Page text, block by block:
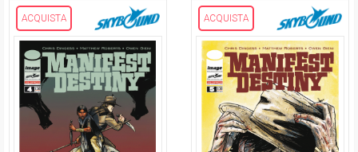
ACQUISTA ACQUISTA